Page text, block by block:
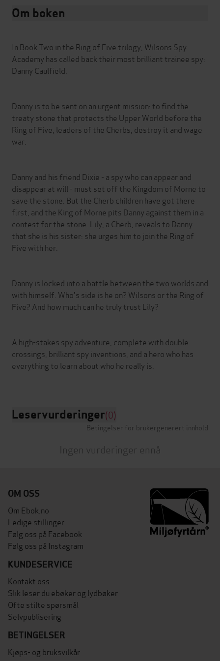
Om boken
In Book Two in the Ring of Five trilogy, Wilsons Spy
Academy has called back their most brilliant trainee spy:
Danny Caulfield.
Danny is to be sent on an urgent mission: to find the
treaty stone that protects the Upper World before the
Ring of Five, leaders of the Cherbs, destroy it and wage
war.
Danny and his friend Dixie - a spy who can appear and
disappear at will - must set off the Kingdom of Morne to
save the stone. But the Cherb children have got there
first, and the King of Morne pits Danny against them in a
contest for the stone. Lily, a Cherb, reveals to Danny
that she is his sister: she urges him to join the Ring of
Five with her.
Danny is locked into a battle between the two worlds and
with himself. Who's side is he on? Wilsons or the Ring of
Five? And how much can he truly trust Lily?
A high-stakes spy adventure, complete with double
crossings, brilliant spy inventions, and a hero who has
everything to learn about who he really is.
Leservurderinger(0)
Betingelser for brukergenerert innhold
Ingen vurderinger ennå
OM OSS
Om Ebok.no
Ledige stillinger
Følg oss på Facebook
Følg oss på Instagram
KUNDESERVICE
Kontakt oss
Slik leser du ebøker og lydbøker
Ofte stilte spørsmål
Selvpublisering
BETINGELSER
Kjøps- og bruksvilkår